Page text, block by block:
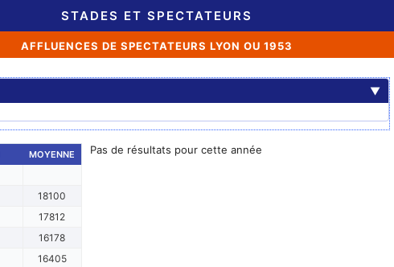
STADES ET SPECTATEURS
AFFLUENCES DE SPECTATEURS LYON OU 1953
▼
MOYENNE
18100
17812
16178
16405
Pas de résultats pour cette année